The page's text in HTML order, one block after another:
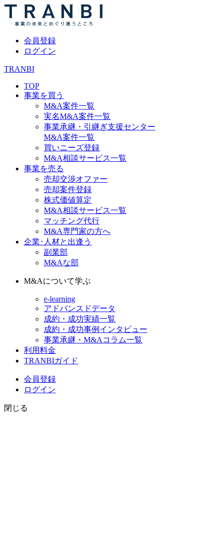
会員登録
ログイン
TRANBI
TOP
事業を買う
M&A案件一覧
実名M&A案件一覧
事業承継・引継ぎ支援センター
M&A案件一覧
買いニーズ登録
M&A相談サービス一覧
事業を売る
売却交渉オファー
売却案件登録
株式価値算定
M&A相談サービス一覧
マッチング代行
M&A専門家の方へ
企業･人材と出逢う
副業部
M&Aな部
M&Aについて学ぶ
e-learning
アドバンスドデータ
成約・成功実績一覧
成約・成功事例インタビュー
事業承継・M&Aコラム一覧
利用料金
TRANBIガイド
会員登録
ログイン
閉じる